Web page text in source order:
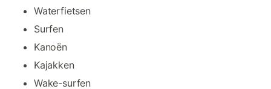
Waterfietsen
Surfen
Kanoën
Kajakken
Wake-surfen